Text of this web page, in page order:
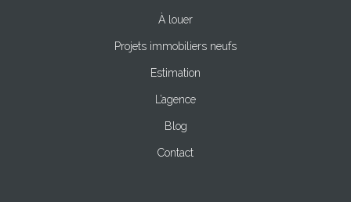
À louer
Projets immobiliers neufs
Estimation
L’agence
Blog
Contact